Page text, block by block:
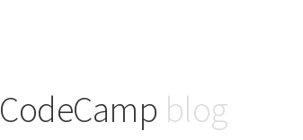
CodeCamp blog